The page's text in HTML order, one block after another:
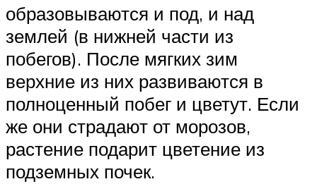
образовываются и под, и над
землей (в нижней части из
побегов). После мягких зим
верхние из них развиваются в
полноценный побег и цветут. Если
же они страдают от морозов,
растение подарит цветение из
подземных почек.